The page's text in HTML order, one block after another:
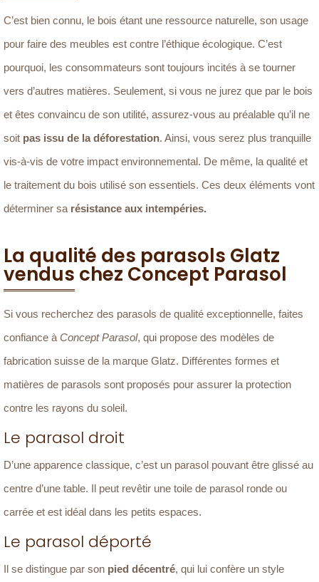
C’est bien connu, le bois étant une ressource naturelle, son usage
pour faire des meubles est contre l’éthique écologique. C’est
pourquoi, les consommateurs sont toujours incités à se tourner
vers d’autres matières. Seulement, si vous ne jurez que par le bois
et êtes convaincu de son utilité, assurez-vous au préalable qu’il ne
soit pas issu de la déforestation. Ainsi, vous serez plus tranquille
vis-à-vis de votre impact environnemental. De même, la qualité et
le traitement du bois utilisé son essentiels. Ces deux éléments vont
déterminer sa résistance aux intempéries.
La qualité des parasols Glatz
vendus chez Concept Parasol
Si vous recherchez des parasols de qualité exceptionnelle, faites
confiance àConcept Parasol, qui propose des modèles de
fabrication suisse de la marque Glatz. Différentes formes et
matières de parasols sont proposés pour assurer la protection
contre les rayons du soleil.
Le parasol droit
D’une apparence classique, c’est un parasol pouvant être glissé au
centre d’une table. Il peut revêtir une toile de parasol ronde ou
carrée et est idéal dans les petits espaces.
Le parasol déporté
Il se distingue par son pied décentré, qui lui confère un style